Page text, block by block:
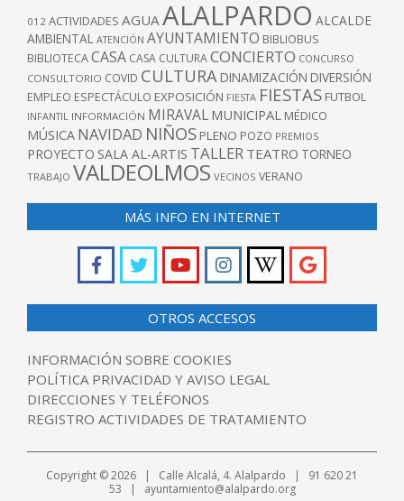
012 ACTIVIDADES AGUAALALPARDO ALCALDE
AMBIENTAL ATENCIÓN AYUNTAMIENTO BIBLIOBUS
BIBLIOTECACASA CASA CULTURACONCIERTO CONCURSO
CONSULTORIO COVID CULTURA DINAMIZACIÓN DIVERSIÓN
EMPLEO ESPECTÁCULO EXPOSICIÓN FIESTA FIESTAS FUTBOL
INFANTIL INFORMACIÓN MIRAVAL MUNICIPAL MÉDICO
MÚSICA NAVIDAD NIÑOS PLENO POZO PREMIOS
PROYECTO SALA AL-ARTIS TALLER TEATRO TORNEO
TRABAJO VALDEOLMOS VECINOS VERANO
MÁS INFO EN INTERNET
OTROS ACCESOS
INFORMACIÓN SOBRE COOKIES
POLÍTICA PRIVACIDAD Y AVISO LEGAL
DIRECCIONES Y TELÉFONOS
REGISTRO ACTIVIDADES DE TRATAMIENTO
Copyright © 2026 | Calle Alcalá, 4. Alalpardo | 91 620 21
53 | ayuntamiento@alalpardo.org